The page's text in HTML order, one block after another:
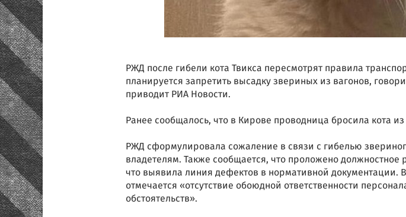
РЖД после гибели кота Твикса пересмотрят правила
планируется запретить высадку звериных из вагонов,
приводит РИА Новости.
Ранее сообщалось, что в Кирове проводница бросила кота из
РЖД сформулировала сожаление в связи с гибелью
владетелям. Также сообщается, что проложено должностное
что выявила линия дефектов в нормативной документации.
отмечается «отсутствие обоюдной ответственности
обстоятельств».